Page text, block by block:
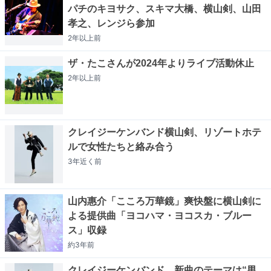
パチのキヨサク、スキマ大橋、横山剣、山田
孝之、レンジら参加
2年以上前
ザ・たこさんが2024年よりライブ活動休止
2年以上前
クレイジーケンバンド横山剣、リゾートホテ
ルで女性たちと絡み合う
3年近く 前
山内惠介「こころ万華鏡」爽快盤に横山剣に
よる提供曲「ヨコハマ・ヨコスカ・ブルー
ス」収録
約3年前